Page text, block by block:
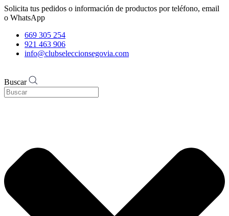
Solicita tus pedidos o información de productos por teléfono, email
o WhatsApp
669 305 254
921 463 906
info@clubseleccionsegovia.com
Buscar